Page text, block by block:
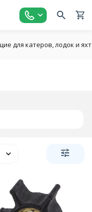
для катеров, лодок и яхт